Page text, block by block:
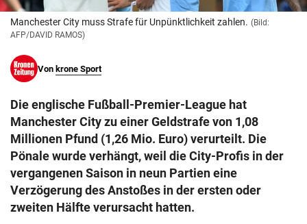
Manchester City muss Strafe für Unpünktlichkeit zahlen. (Bild:
AFP/DAVID RAMOS)
Von krone Sport
Die englische Fußball-Premier-League hat
Manchester City zu einer Geldstrafe von 1,08
Millionen Pfund (1,26 Mio. Euro) verurteilt. Die
Pönale wurde verhängt, weil die City-Profis in der
vergangenen Saison in neun Partien eine
Verzögerung des Anstoßes in der ersten oder
zweiten Hälfte verursacht hatten.